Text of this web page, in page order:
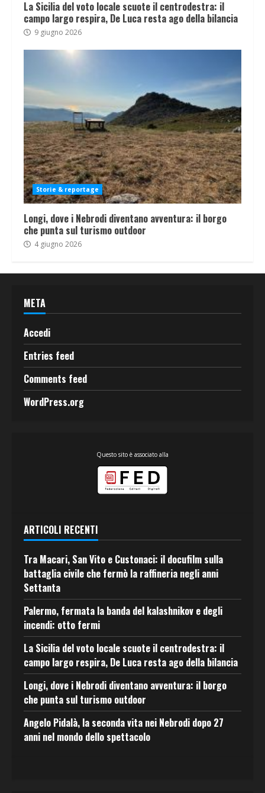
La Sicilia del voto locale scuote il centrodestra: il
campo largo respira, De Luca resta ago della bilancia
9 giugno 2026
Storie & reportage
Longi, dove i Nebrodi diventano avventura: il borgo
che punta sul turismo outdoor
4 giugno 2026
META
Accedi
Entries feed
Comments feed
WordPress.org
Questo sito è associato alla
ARTICOLI RECENTI
Tra Macari, San Vito e Custonaci: il docufilm sulla
battaglia civile che fermò la raffineria negli anni
Settanta
Palermo, fermata la banda del kalashnikov e degli
incendi: otto fermi
La Sicilia del voto locale scuote il centrodestra: il
campo largo respira, De Luca resta ago della bilancia
Longi, dove i Nebrodi diventano avventura: il borgo
che punta sul turismo outdoor
Angelo Pidalà, la seconda vita nei Nebrodi dopo 27
anni nel mondo dello spettacolo